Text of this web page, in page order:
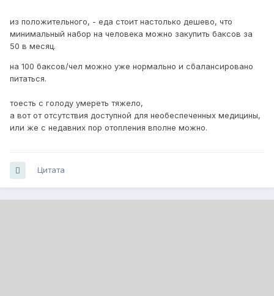
из положительного, - еда стоит настолько дешево, что
минимальный набор на человека можно закупить баксов за
50 в месяц.
на 100 баксов/чел можно уже нормально и сбалансировано
питаться.
тоесть с голоду умереть тяжело,
а вот от отсутствия доступной для необеспеченных медицины,
или же с недавних пор отопления вполне можно.
Цитата